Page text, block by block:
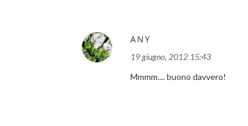
ANY
19 giugno, 2012 15:43
Mmmm.... buono davvero!